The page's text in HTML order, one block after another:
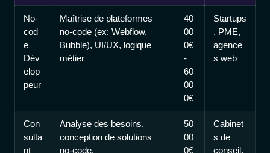
No-
cod
e
Dév
elop
peur
Maîtrise de plateformes
no-code (ex: Webflow,
Bubble), UI/UX, logique
métier
40
00
0€
-
60
00
0€
Startups
, PME,
agence
s web
Con
sulta
nt
Analyse des besoins,
conception de solutions
no-code,
50
00
0€
Cabinet
s de
conseil,